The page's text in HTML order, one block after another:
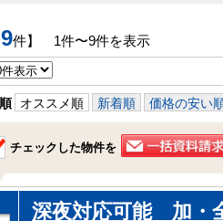
9件】 1件〜9件を表示
オススメ順 新着順 価格の安い
チェックした物件を
深夜対応可能 加・